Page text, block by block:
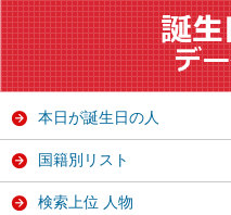
本日が誕生日の人
国籍別リスト
検索上位 人物